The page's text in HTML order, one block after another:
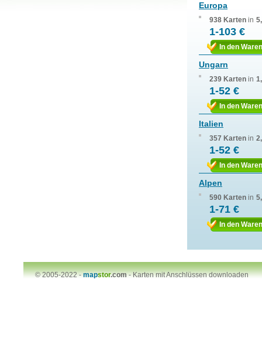
Europa
938 Karten in
1-103 €
In den
Ungarn
239 Karten in
1-52 €
In den
Italien
357 Karten in
1-52 €
In den
Alpen
590 Karten in
1-71 €
In den
© 2005-2022 -mapstor.com-Karten mit Anschlüssen downloaden